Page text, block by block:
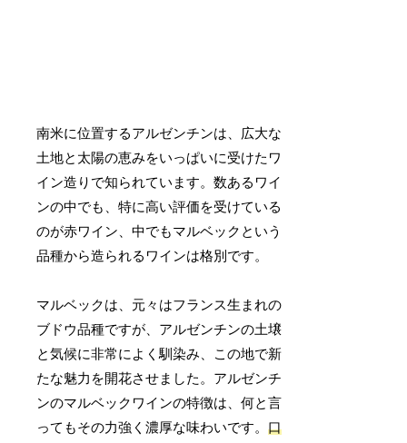
南米に位置するアルゼンチンは、広大な
土地と太陽の恵みをいっぱいに受けたワ
イン造りで知られています。数あるワイ
ンの中でも、特に高い評価を受けている
のが赤ワイン、中でもマルベックという
品種から造られるワインは格別です。
マルベックは、元々はフランス生まれの
ブドウ品種ですが、アルゼンチンの土壌
と気候に非常によく馴染み、この地で新
たな魅力を開花させました。アルゼンチ
ンのマルベックワインの特徴は、何と言
ってもその力強く濃厚な味わいです。口